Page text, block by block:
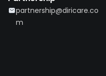
partnership@diricare.co
m